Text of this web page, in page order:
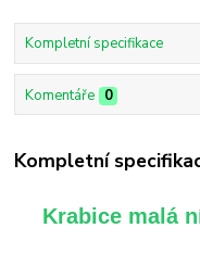
Kompletní specifikace
Komentáře 0
Kompletní
Krabice malá